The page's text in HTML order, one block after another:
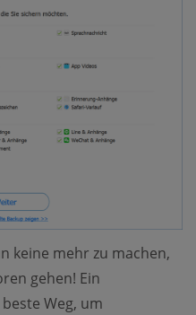
keine mehr zu machen,
gehen! Ein
Weg, um